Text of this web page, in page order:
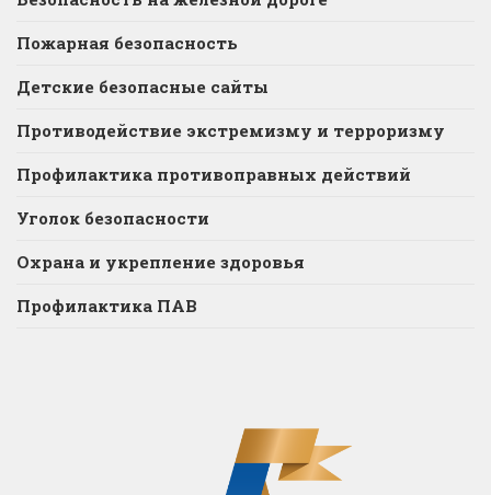
Пожарная безопасность
Детские безопасные сайты
Противодействие экстремизму и терроризму
Профилактика противоправных действий
Уголок безопасности
Охрана и укрепление здоровья
Профилактика ПАВ